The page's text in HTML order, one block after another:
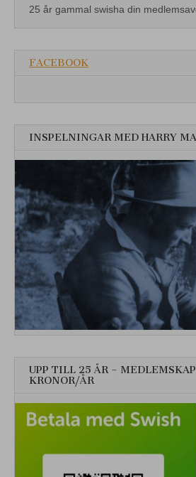
25 år gammal swisha din
FACEBOOK
INSPELNINGAR MED HARRY
UPP TILL 25 ÅR –
KRONOR/ÅR